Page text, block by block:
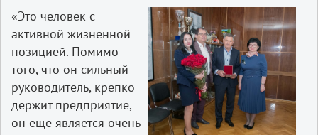
«Это человек с
активной жизненной
позицией. Помимо
того, что он сильный
руководитель, крепко
держит предприятие,
он ещё является очень